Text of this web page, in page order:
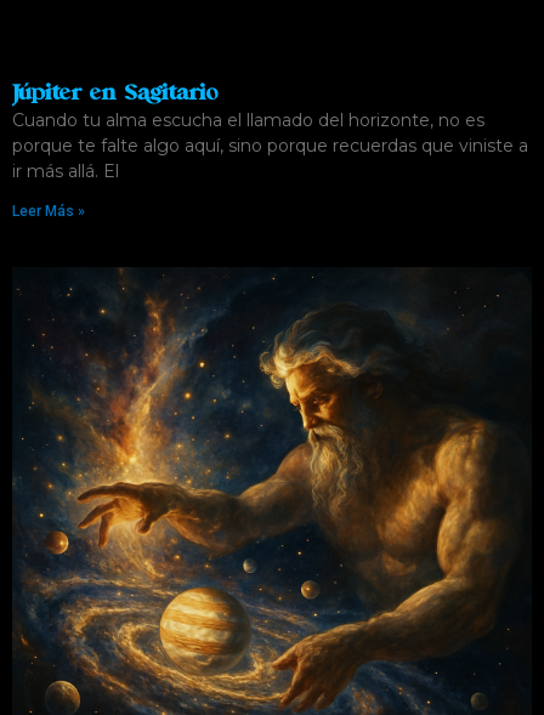
Júpiter en Sagitario
Cuando tu alma escucha el llamado del horizonte, no es
porque te falte algo aquí, sino porque recuerdas que viniste a
ir más allá. El
Leer Más »